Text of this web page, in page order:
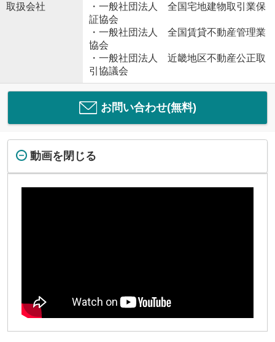
取扱会社
・一般社団法人 全国宅地建物取引業保
証協会
・一般社団法人 全国賃貸不動産管理業
協会
・一般社団法人 近畿地区不動産公正取
引協議会
お問い合わせ(無料)
動画を閉じる